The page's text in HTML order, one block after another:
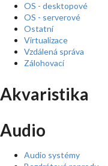
OS - desktopové
OS - serverové
Ostatní
Virtualizace
Vzdálená správa
Zálohovací
Akvaristika
Audio
Audio systémy